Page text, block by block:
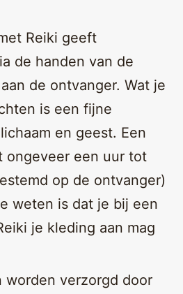
Reiki geeft
de handen van de
de ontvanger. Wat je
is een fijne
en geest. Een
ongeveer een uur tot
op de ontvanger)
weten is dat je bij een
je kleding aan mag
worden verzorgd door